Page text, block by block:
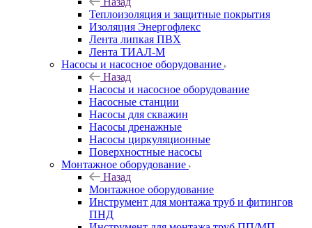
Теплоизоляция и защитные покрытия
Изоляция Энергофлекс
Лента липкая ПВХ
Лента ТИАЛ-М
Насосы и насосное оборудование
Назад
Насосы и насосное оборудование
Насосные станции
Насосы для скважин
Насосы дренажные
Насосы циркуляционные
Поверхностные насосы
Монтажное оборудование
Назад
Монтажное оборудование
Инструмент для монтажа труб и фитингов
ПНД